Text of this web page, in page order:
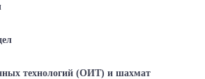
технологий (ОИТ) и шахмат